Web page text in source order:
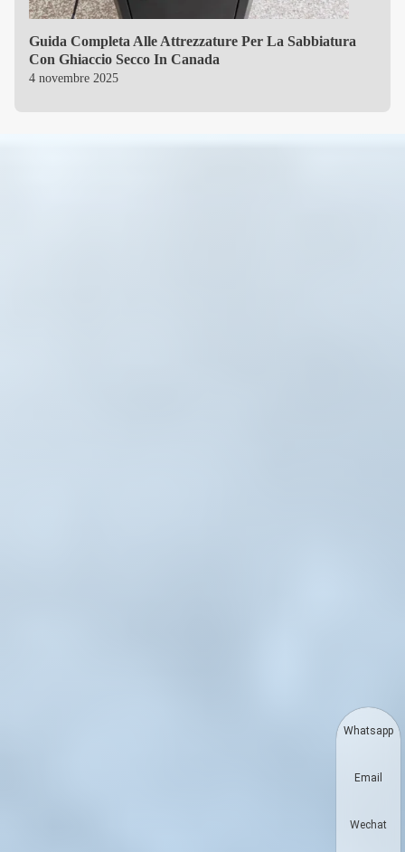
Guida Completa Alle Attrezzature Per La Sabbiatura
Con Ghiaccio Secco In Canada
4 novembre 2025
Whatsapp
Email
Wechat